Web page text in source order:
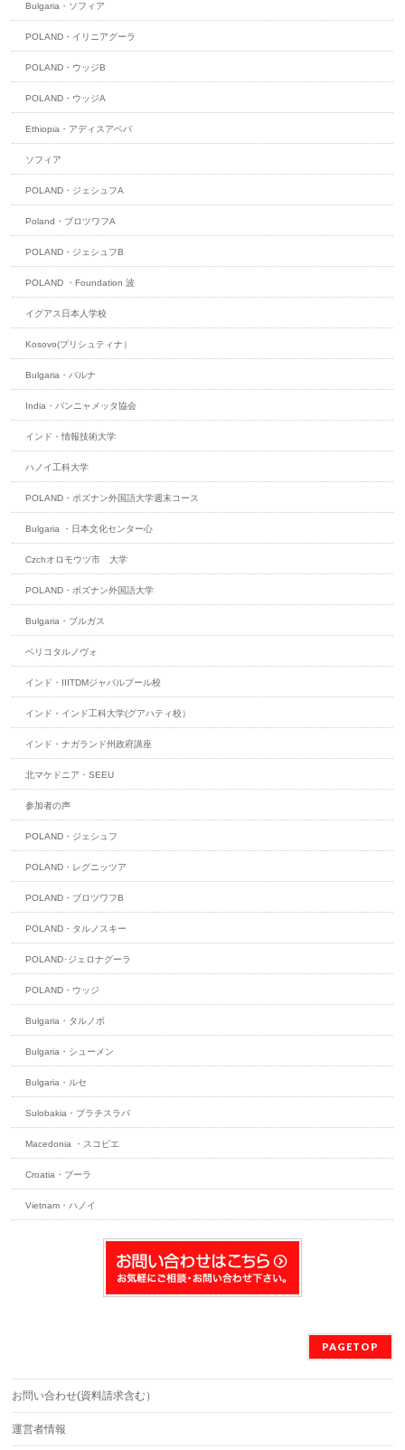
Bulgaria・ソフィア
POLAND・イリニアグーラ
POLAND・ウッジB
POLAND・ウッジA
Ethiopia・アディスアベバ
ソフィア
POLAND・ジェシュフA
Poland・ブロツワフA
POLAND・ジェシュフB
POLAND ・Foundation 波
イグアス日本人学校
Kosovo(プリシュティナ）
Bulgaria・バルナ
India・パンニャメッタ協会
インド・情報技術大学
ハノイ工科大学
POLAND・ポズナン外国語大学週末コース
Bulgaria ・日本文化センター心
Czchオロモウツ市 大学
POLAND・ポズナン外国語大学
Bulgaria・ブルガス
ベリコタルノヴォ
インド・IIITDMジャバルプール校
インド・インド工科大学(グアハティ校）
インド・ナガランド州政府講座
北マケドニア・SEEU
参加者の声
POLAND・ジェシュフ
POLAND・レグニッツア
POLAND・ブロツワフB
POLAND・タルノスキー
POLAND･ジェロナグーラ
POLAND・ウッジ
Bulgaria・タルノボ
Bulgaria・シューメン
Bulgaria・ルセ
Sulobakia・ブラチスラバ
Macedonia ・スコピエ
Croatia・プーラ
Vietnam・ハノイ
PAGETOP
お問い合わせ(資料請求含む）
運営者情報